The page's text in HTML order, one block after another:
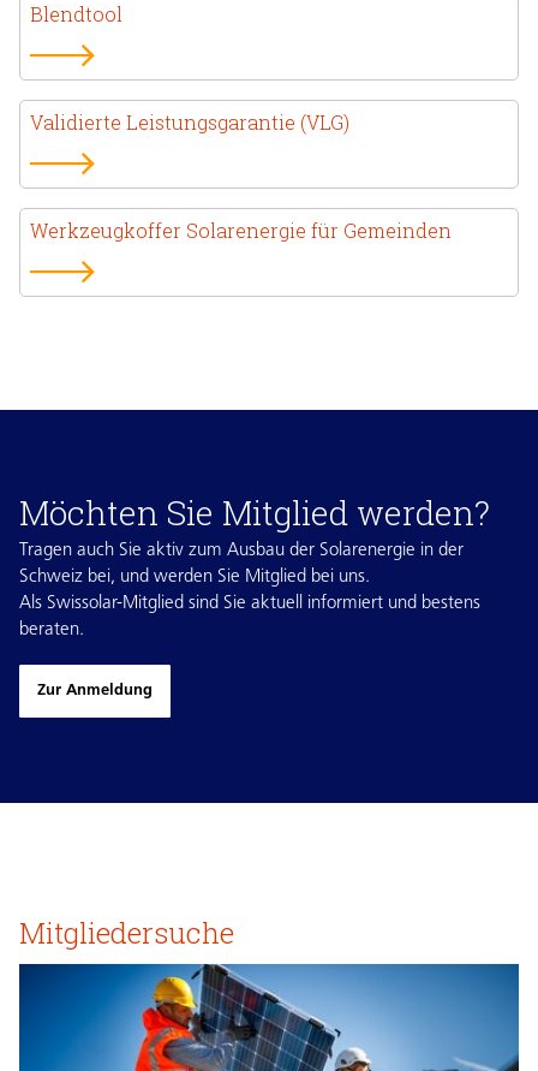
Blendtool
Validierte Leistungsgarantie (VLG)
Werkzeugkoffer Solarenergie für Gemeinden
Möchten Sie Mitglied werden?
Tragen auch Sie aktiv zum Ausbau der Solarenergie in der
Schweiz bei, und werden Sie Mitglied bei uns.
Als Swissolar-Mitglied sind Sie aktuell informiert und bestens
beraten.
Zur Anmeldung
Mitgliedersuche